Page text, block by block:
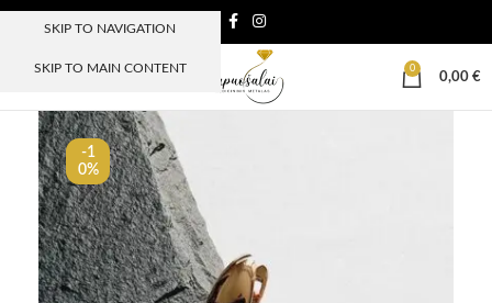
SKIP TO NAVIGATION
SKIP TO MAIN CONTENT
MENIU
0
0,00 €
-1
0%